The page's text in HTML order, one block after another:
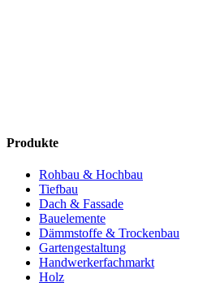
Produkte
Rohbau & Hochbau
Tiefbau
Dach & Fassade
Bauelemente
Dämmstoffe & Trockenbau
Gartengestaltung
Handwerkerfachmarkt
Holz